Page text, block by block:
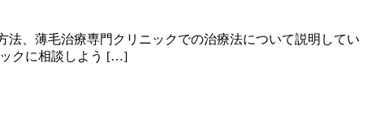
、薄毛治療専門クリニックでの治療法について説明してい
クに相談しよう […]